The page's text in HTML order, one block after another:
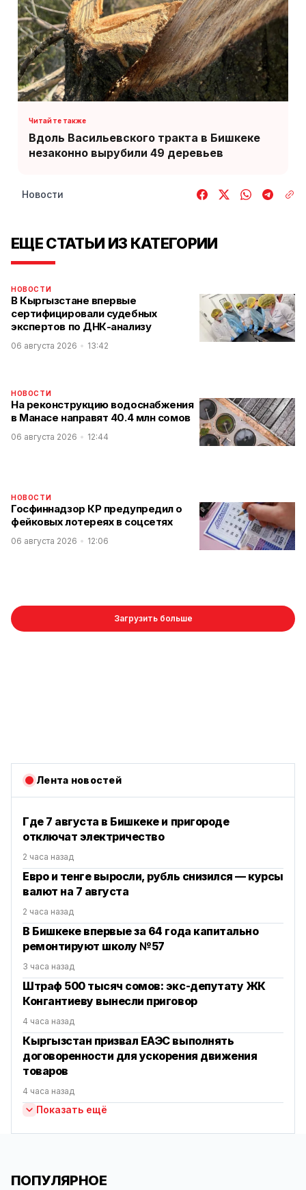
Вдоль Васильевского тракта в Бишкеке
незаконно вырубили 49 деревьев
Новости
ЕЩЕ СТАТЬИ ИЗ КАТЕГОРИИ
НОВОСТИ
В Кыргызстане впервые
сертифицировали судебных
экспертов по ДНК-анализу
06 августа 2026 13:42
НОВОСТИ
На реконструкцию водоснабжения
в Манасе направят 40.4 млн сомов
06 августа 2026 12:44
НОВОСТИ
Госфиннадзор КР предупредил о
фейковых лотереях в соцсетях
06 августа 2026 12:06
Загрузить больше
Лента новостей
Где 7 августа в Бишкеке и пригороде
отключат электричество
2 часа назад
Евро и тенге выросли, рубль снизился — курсы
валют на 7 августа
2 часа назад
В Бишкеке впервые за 64 года капитально
ремонтируют школу №57
3 часа назад
Штраф 500 тысяч сомов: экс-депутату ЖК
Конгантиеву вынесли приговор
4 часа назад
Кыргызстан призвал ЕАЭС выполнять
договоренности для ускорения движения
товаров
4 часа назад
Показать ещё
ПОПУЛЯРНОЕ